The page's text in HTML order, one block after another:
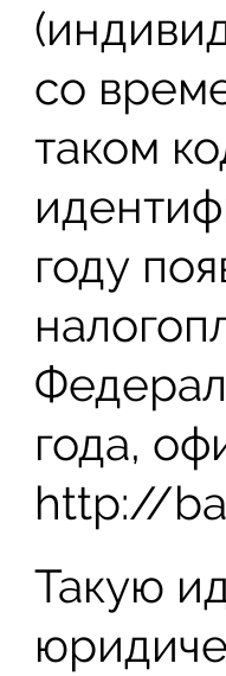
со
таком
году
года,
http://
Такую